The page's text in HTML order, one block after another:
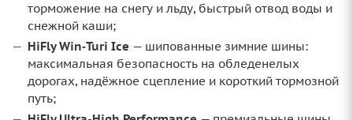
торможение на снегу и льду, быстрый отвод воды и
снежной каши;
HiFly Win‑Turi Ice — шипованные зимние шины:
максимальная безопасность на обледенелых
дорогах, надёжное сцепление и короткий тормозной
путь;